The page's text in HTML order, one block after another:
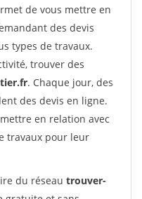
de vous mettre en
des devis
types de travaux.
trouver des
. Chaque jour, des
des devis en ligne.
en relation avec
travaux pour leur
du réseau trouver-